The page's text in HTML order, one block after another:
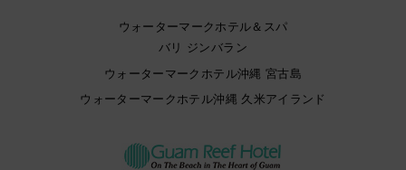
ウォーターマークホテル＆スパ
バリ ジンバラン
ウォーターマークホテル沖縄 宮古島
ウォーターマークホテル沖縄 久米アイランド